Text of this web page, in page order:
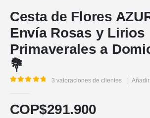
Cesta de Flores
Envía Rosas y Lirios
Primaverales a
💐
3 valoraciones de clientes |
COP$291.900